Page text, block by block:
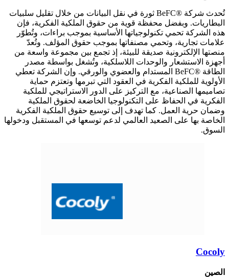
تُحدث شركة ®BeFC ثورة في نقل البيانات من خلال تقليل سلبيات
البطاريات. وبفضل محفظة قوية من حقوق الملكية الفكرية، فإن
هذه الشركة تحمي تكنولوجياتها الأساسية بموجب براءات، وتُطوّر
علامات تجارية، وتحمي مصنفاتها بموجب حقوق المؤلف. وتُعدّ
منصتها الإلكترونية صديقة للبيئة، إذ تجمع بين مجموعة واسعة من
أجهزة الاستشعار والوحدات اللاسلكية، وتُشغل بواسطة مصدر
الطاقة ®BeFC المستدام والعضوي والورقي. وإن الشركة تعطي
الأولوية للملكية الفكرية في العقود التي تبرمها وتعتزم حماية
تصاميمها الصناعية، مع التركيز على الدور الاستراتيجي للملكية
الفكرية في الحفاظ على التكنولوجيا الخاضعة لحقوق الملكية
وضمان حرية العمل. كما تهدف إلى توسيع حقوق الملكية الفكرية
الخاصة بها على الصعيد العالمي لدعم توسعها في المستقبل ودخولها
السوق.
Cocoly
الصين